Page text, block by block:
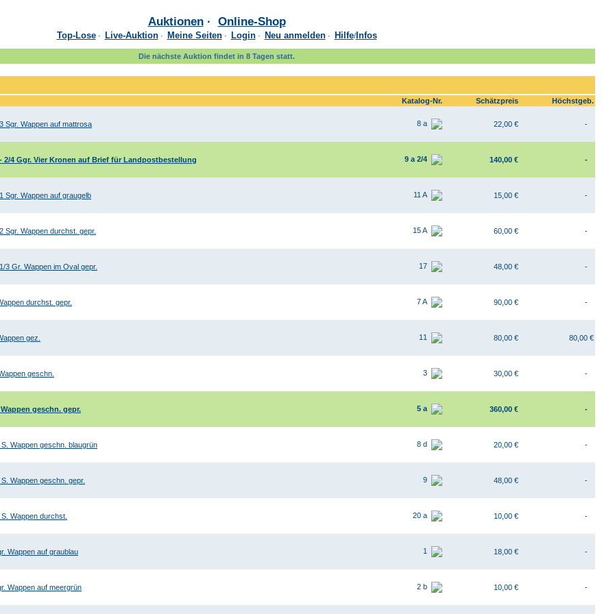
Auktionen· Online-Shop
Top-Lose· Live-Auktion· Meine Seiten· Login· Neu anmelden· Hilfe/Infos
Die nächste Auktion findet in 8 Tagen statt.
Katalog-Nr. Schätzpreis Höchstgeb.
Sgr. Wappen auf mattrosa 8 a 22,00 € -
2/4 Ggr. Vier Kronen auf Brief für Landpostbestellung 9 a 2/4 140,00 € -
Sgr. Wappen auf graugelb 11 A 15,00 € -
Sgr. Wappen durchst. gepr. 15 A 60,00 € -
3 Gr. Wappen im Oval gepr. 17 48,00 € -
durchst. gepr. 7 A 90,00 € -
gez. 11 80,00 € 80,00 €
geschn. 3 30,00 € -
geschn. gepr. 5 a 360,00 € -
Wappen geschn. blaugrün 8 d 20,00 € -
Wappen geschn. gepr. 9 48,00 € -
Wappen durchst. 20 a 10,00 € -
Wappen auf graublau 1 18,00 € -
Wappen auf meergrün 2 b 10,00 € -